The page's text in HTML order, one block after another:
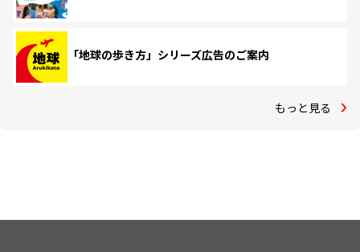
「地球の歩き方」シリーズ広告のご案内
もっと見る